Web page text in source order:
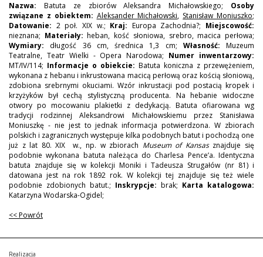
Nazwa: Batuta ze zbiorów Aleksandra Michałowskiego; Osoby
związane z obiektem: Aleksander Michałowski, Stanisław Moniuszko;
Datowanie: 2 poł. XIX w.; Kraj: Europa Zachodnia?; Miejscowość:
nieznana; Materiały:heban, kość słoniowa, srebro, macica perłowa;
Wymiary: długość 36 cm, średnica 1,3 cm; Własność: Muzeum
Teatralne, Teatr Wielki - Opera Narodowa; Numer inwentarzowy:
MT/IV/114; Informacje o obiekcie: Batuta koniczna z przewężeniem,
wykonana z hebanu i inkrustowana macicą perłową oraz kością słoniową,
zdobiona srebrnymi okuciami. Wzór inkrustacji pod postacią kropek i
krzyżyków był cechą stylistyczną producenta. Na hebanie widoczne
otwory po mocowaniu plakietki z dedykacją. Batuta ofiarowana wg
tradycji rodzinnej Aleksandrowi Michałowskiemu przez Stanisława
Moniuszkę - nie jest to jednak informacja potwierdzona. W zbiorach
polskich i zagranicznych występuje kilka podobnych batut i pochodzą one
już z lat 80. XIX w., np. w zbiorach Museum of Kansasznajduje się
podobnie wykonana batuta należąca do Charlesa Pence’a. Identyczna
batuta znajduje się w kolekcji Moniki i Tadeusza Strugałów (nr 81) i
datowana jest na rok 1892 rok. W kolekcji tej znajduje się też wiele
podobnie zdobionych batut.; Inskrypcje: brak; Karta katalogowa:
Katarzyna Wodarska-Ogidel;
<< Powrót
Realizacja